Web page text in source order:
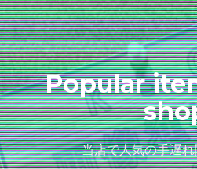
Popular
当店で人気の手遅